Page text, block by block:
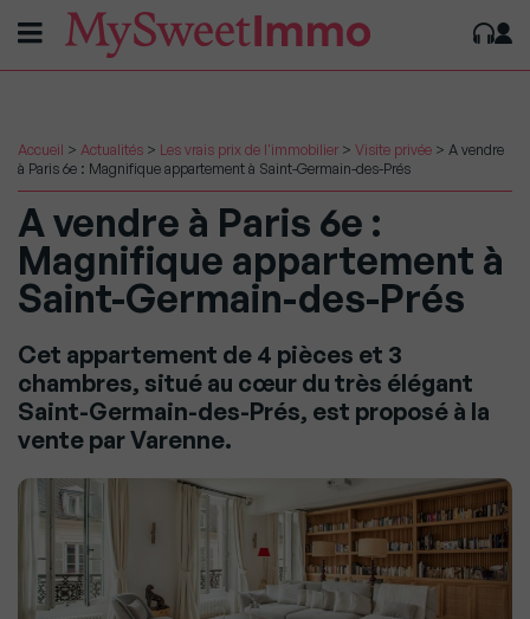
Accueil > Actualités > Les vrais prix de l'immobilier > Visite privée > A vendre
à Paris 6e : Magnifique appartement à Saint-Germain-des-Prés
A vendre à Paris 6e :
Magnifique appartement à
Saint-Germain-des-Prés
Cet appartement de 4 pièces et 3
chambres, situé au cœur du très élégant
Saint-Germain-des-Prés, est proposé à la
vente par Varenne.